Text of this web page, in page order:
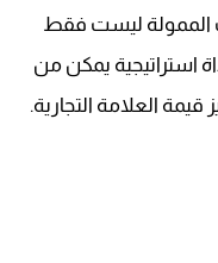
الممولة ليست فقط
استراتيجية يمكن من
قيمة العلامة التجارية.